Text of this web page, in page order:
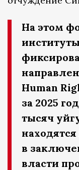
На этом
Human
за 2025 год
тысяч
в
власти